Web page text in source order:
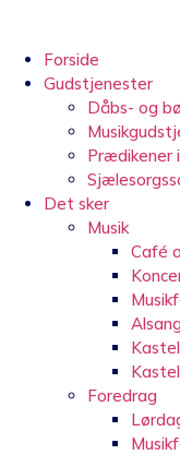
indholdForside
Gudstjenester
Dåbs- og
Prædikener
Det sker
Musik
Café
Foredrag